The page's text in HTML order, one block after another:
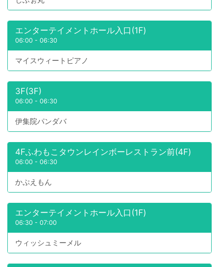
エンターテイメントホール入口(1F)
06:00 - 06:30
マイスウィートピアノ
3F(3F)
06:00 - 06:30
伊集院パンダバ
4Fふわもこタウンレインボーレストラン前(4F)
06:00 - 06:30
かぷえもん
エンターテイメントホール入口(1F)
06:30 - 07:00
ウィッシュミーメル